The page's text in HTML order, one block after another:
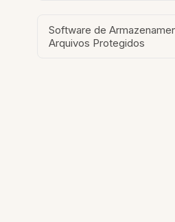
Software de
Arquivos Protegidos